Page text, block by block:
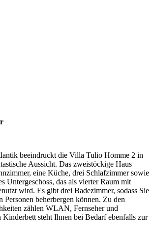
beeindruckt die Villa Tulio Homme 2 in
Aussicht. Das zweistöckige Haus
eine Küche, drei Schlafzimmer sowie
Untergeschoss, das als vierter Raum mit
wird. Es gibt drei Badezimmer, sodass Sie
Personen beherbergen können. Zu den
zählen WLAN, Fernseher und
Kinderbett steht Ihnen bei Bedarf ebenfalls zur